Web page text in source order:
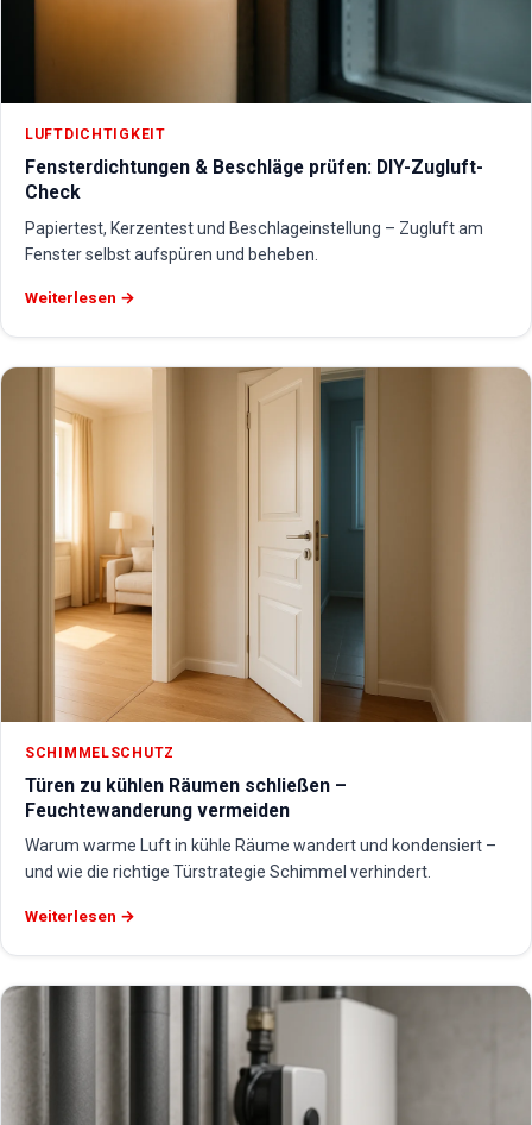
LUFTDICHTIGKEIT
Fensterdichtungen & Beschläge prüfen: DIY-Zugluft-
Check
Papiertest, Kerzentest und Beschlageinstellung – Zugluft am
Fenster selbst aufspüren und beheben.
Weiterlesen →
SCHIMMELSCHUTZ
Türen zu kühlen Räumen schließen –
Feuchtewanderung vermeiden
Warum warme Luft in kühle Räume wandert und kondensiert –
und wie die richtige Türstrategie Schimmel verhindert.
Weiterlesen →